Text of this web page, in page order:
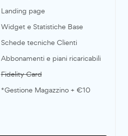
Landing page
Widget e Statistiche Base
Schede tecniche Clienti
Abbonamenti e piani ricaricabili
Fidelity Card
*Gestione Magazzino + €10